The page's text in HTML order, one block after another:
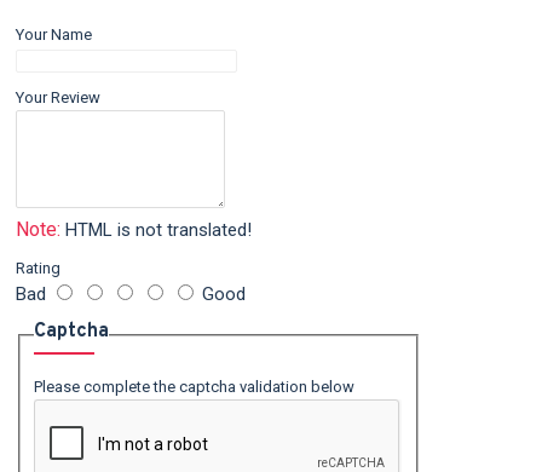
Your Name
Your Review
Note: HTML is not translated!
Rating
Bad Good
Captcha
Please complete the captcha validation below